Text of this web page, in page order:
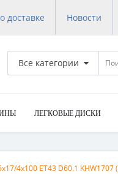
доставке Новости
Все категории
ЛЕГКОВЫЕ ДИСКИ
4x100 ET43 D60.1 KHW1707